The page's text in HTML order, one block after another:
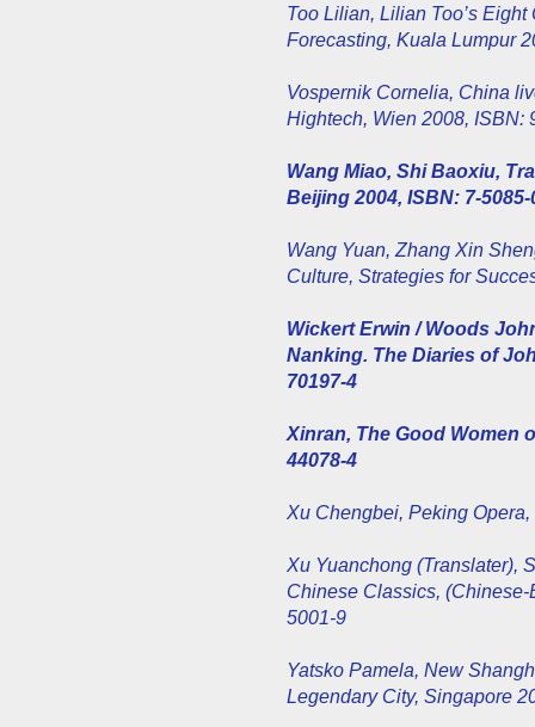
Too Lilian, Lilian Too’s
Forecasting, Kuala Lumpur
Vospernik Cornelia, China
Hightech, Wien 2008, ISBN:
Wang Miao, Shi Baoxiu,
Beijing 2004, ISBN: 7-5085-
Wang Yuan, Zhang Xin
Culture, Strategies for
Wickert Erwin / Woods
Nanking. The Diaries of
70197-4
Xinran, The Good Women
44078-4
Xu Chengbei, Peking
Xu Yuanchong (Translater),
Chinese Classics,
5001-9
Yatsko Pamela, New
Legendary City, Singapore